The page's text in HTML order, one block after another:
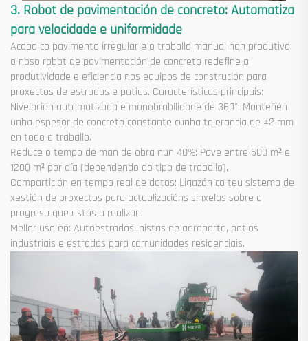
3. Robot de pavimentación de concreto: Automatiza
para velocidade e uniformidade
Acaba co pavimento irregular e o traballo manual non produtivo:
o noso robot de pavimentación de concreto redefine a
produtividade e eficiencia nos equipos de construción para
proxectos de estradas e patios. Características principais:
Nivelación automatizada e manobrabilidade de 360°: Manteñén
unha espesor de concreto constante cunha tolerancia de ±2 mm
en todo o traballo.
Reduce o tempo de man de obra nun 40%: Pave entre 500 m² e
1200 m² por día (dependendo do tipo de traballo).
Compartición en tempo real de datos: Ligazón co teu sistema de
xestión de proxectos para actualizacións sinxelas sobre o
progreso que estás a realizar.
Mellor uso en: Autoestradas, pistas de aeroporto, patios
industriais e estradas para comunidades residenciais.